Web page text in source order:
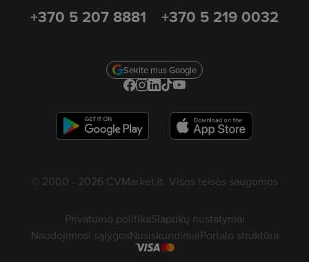
+370 5 207 8881 +370 5 219 0032
Sekite mus Google
© 2000 - 2026 CVMarket.lt. Visos teisės saugomos
Privatumo politikaSlapukų nustatymai
Naudojimosi sąlygosNusiskundimaiPortalo struktūra